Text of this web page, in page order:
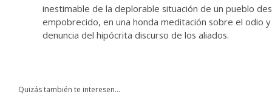
inestimable de la deplorable situación de un pueblo
empobrecido, en una honda meditación sobre el odio y
denuncia del hipócrita discurso de los aliados.
Quizás también te interesen...